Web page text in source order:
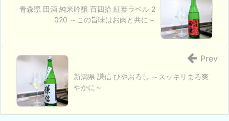
青森県 田酒 純米吟醸 百四拾 紅葉ラベル 2
020 ～この旨味はお肉と共に～
新潟県 謙信 ひやおろし ～スッキリまろ爽
やかに～
Prev